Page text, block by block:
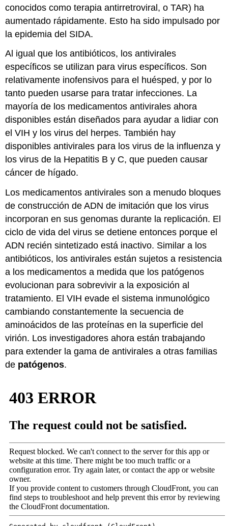
conocidos como terapia antirretroviral, o TAR) ha
aumentado rápidamente. Esto ha sido impulsado por
la epidemia del SIDA.
Al igual que los antibióticos, los antivirales
específicos se utilizan para virus específicos. Son
relativamente inofensivos para el huésped, y por lo
tanto pueden usarse para tratar infecciones. La
mayoría de los medicamentos antivirales ahora
disponibles están diseñados para ayudar a lidiar con
el VIH y los virus del herpes. También hay
disponibles antivirales para los virus de la influenza y
los virus de la Hepatitis B y C, que pueden causar
cáncer de hígado.
Los medicamentos antivirales son a menudo bloques
de construcción de ADN de imitación que los virus
incorporan en sus genomas durante la replicación. El
ciclo de vida del virus se detiene entonces porque el
ADN recién sintetizado está inactivo. Similar a los
antibióticos, los antivirales están sujetos a resistencia
a los medicamentos a medida que los patógenos
evolucionan para sobrevivir a la exposición al
tratamiento. El VIH evade el sistema inmunológico
cambiando constantemente la secuencia de
aminoácidos de las proteínas en la superficie del
virión. Los investigadores ahora están trabajando
para extender la gama de antivirales a otras familias
de patógenos.